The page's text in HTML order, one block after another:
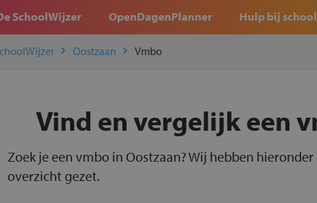
SchoolWijzer OpenDagenPlanner Hulp bij
Oostzaan Vmbo
Vind en vergelijk een
Zoek je een vmbo in Oostzaan? Wij hebben
overzicht gezet.